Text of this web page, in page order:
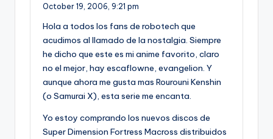
October 19, 2006, 9:21 pm
Hola a todos los fans de robotech que
acudimos al llamado de la nostalgia. Siempre
he dicho que este es mi anime favorito, claro
no el mejor, hay escaflowne, evangelion. Y
aunque ahora me gusta mas Rourouni Kenshin
(o Samurai X), esta serie me encanta.
Yo estoy comprando los nuevos discos de
Super Dimension Fortress Macross distribuidos